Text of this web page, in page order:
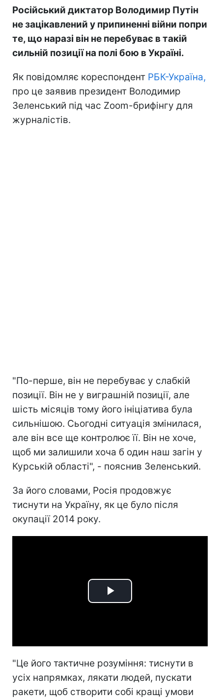
Російський диктатор Володимир Путін
не зацікавлений у припиненні війни попри
те, що наразі він не перебуває в такій
сильній позиції на полі бою в Україні.
Як повідомляє кореспондент РБК-Україна,
про це заявив президент Володимир
Зеленський під час Zoom-брифінгу для
журналістів.
"По-перше, він не перебуває у слабкій
позиції. Він не у виграшній позиції, але
шість місяців тому його ініціатива була
сильнішою. Сьогодні ситуація змінилася,
але він все ще контролює її. Він не хоче,
щоб ми залишили хоча б один наш загін у
Курській області", - пояснив Зеленський.
За його словами, Росія продовжує
тиснути на Україну, як це було після
окупації 2014 року.
Play
"Це його тактичне розуміння: тиснути в
усіх напрямках, лякати людей, пускати
ракети, щоб створити собі кращі умови